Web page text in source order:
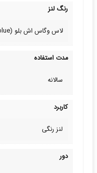
رنگ لنز
لاس وگاس اش بلو (las vegas ash blue)
مدت استفاده
سالانه
کاربرد
لنز رنگی
دور